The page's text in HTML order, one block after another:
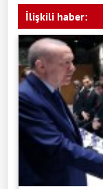
İlişkili haber: